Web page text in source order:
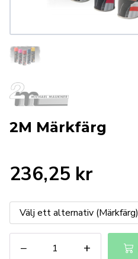
2M Märkfärg
236,25 kr
−
Märkfärg
+